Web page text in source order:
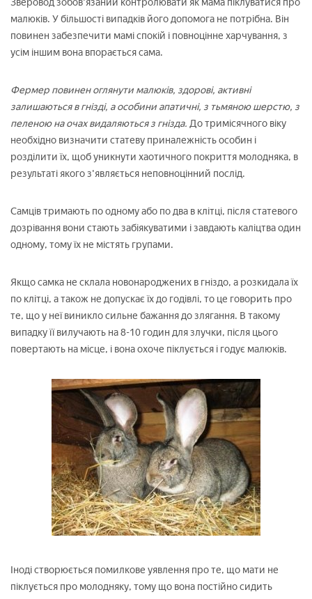
Зверовод зобов'язаний контролювати як мама піклуватися про
малюків. У більшості випадків його допомога не потрібна. Він
повинен забезпечити мамі спокій і повноцінне харчування, з
усім іншим вона впорається сама.
Фермер повинен оглянути малюків, здорові, активні
залишаються в гнізді, а особини апатичні, з тьмяною шерстю, з
пеленою на очах видаляються з гнізда. До тримісячного віку
необхідно визначити статеву приналежність особин і
розділити їх, щоб уникнути хаотичного покриття молодняка, в
результаті якого з'являється неповноцінний послід.
Самців тримають по одному або по два в клітці, після статевого
дозрівання вони стають забіякуватими і завдають каліцтва один
одному, тому їх не містять групами.
Якщо самка не склала новонароджених в гніздо, а розкидала їх
по клітці, а також не допускає їх до годівлі, то це говорить про
те, що у неї виникло сильне бажання до злягання. В такому
випадку її вилучають на 8-10 годин для злучки, після цього
повертають на місце, і вона охоче піклується і годує малюків.
Іноді створюється помилкове уявлення про те, що мати не
піклується про молодняку, тому що вона постійно сидить